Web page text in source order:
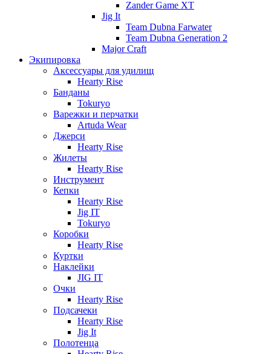
Zander Game XT
Jig It
Team Dubna Farwater
Team Dubna Generation 2
Major Craft
Экипировка
Аксессуары для удилищ
Hearty Rise
Банданы
Tokuryo
Варежки и перчатки
Artuda Wear
Джерси
Hearty Rise
Жилеты
Hearty Rise
Инструмент
Кепки
Hearty Rise
Jig IT
Tokuryo
Коробки
Hearty Rise
Куртки
Наклейки
JIG IT
Очки
Hearty Rise
Подсачеки
Hearty Rise
Jig It
Полотенца